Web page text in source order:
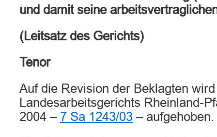
und damit seine
(Leitsatz des Gerichts)
Tenor
Auf die Revision der Beklagten
Landesarbeitsgerichts Rheinland-
2004 – 7 Sa 1243/03 – aufgehoben.